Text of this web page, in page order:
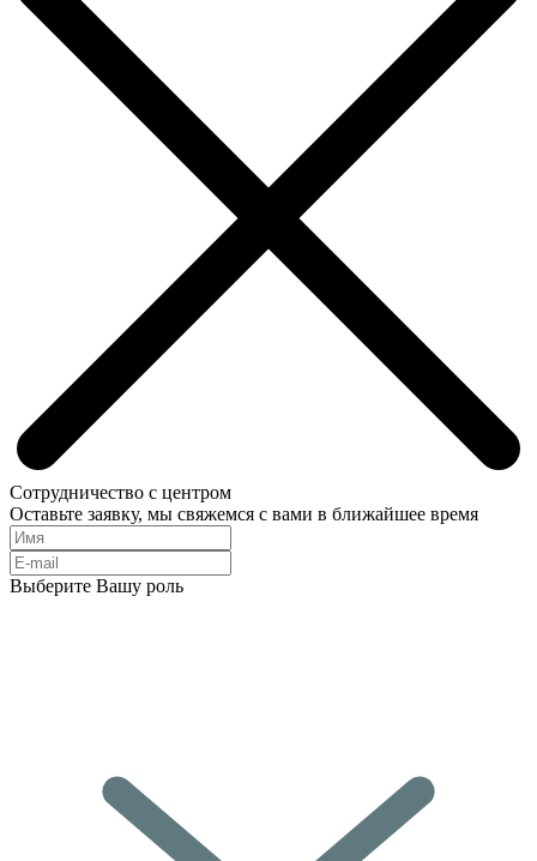
Сотрудничество с центром
Оставьте заявку, мы свяжемся с вами в ближайшее время
Выберите Вашу роль